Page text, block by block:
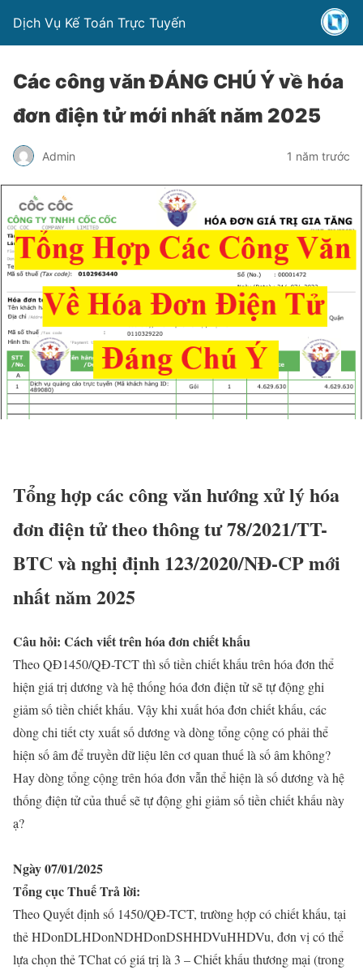
Dịch Vụ Kế Toán Trực Tuyến
Các công văn ĐÁNG CHÚ Ý về hóa
đơn điện tử mới nhất năm 2025
Admin 1 năm trước
Tổng hợp các công văn hướng xử lý hóa
đơn điện tử theo thông tư 78/2021/TT-
BTC và nghị định 123/2020/NĐ-CP mới
nhất năm 2025
Câu hỏi: Cách viết trên hóa đơn chiết khấu
Theo QĐ1450/QĐ-TCT thì số tiền chiết khấu trên hóa đơn thể
hiện giá trị dương và hệ thống hóa đơn điện tử sẽ tự động ghi
giảm số tiền chiết khấu. Vậy khi xuất hóa đơn chiết khấu, các
dòng chi tiết cty xuất số dương và dòng tổng cộng có phải thể
hiện số âm để truyền dữ liệu lên cơ quan thuế là số âm không?
Hay dòng tổng cộng trên hóa đơn vẫn thể hiện là số dương và hệ
thống điện tử của thuế sẽ tự động ghi giảm số tiền chiết khấu này
ạ?
Ngày 07/01/2025
Tổng cục Thuế Trả lời:
Theo Quyết định số 1450/QĐ-TCT, trường hợp có chiết khấu, tại
thẻ HDonDLHDonNDHDonDSHHDVuHHDVu, đơn vị có thể
lựa chọn thẻ TChat có giá trị là 3 – Chiết khấu thương mại (trong